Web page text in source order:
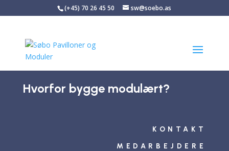
(+45) 70 26 45 50 sw@soebo.as
Hvorfor bygge modulært?
KONTAKT
MEDARBEJDERE